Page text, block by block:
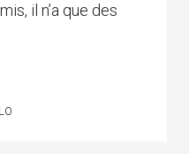
il n’a que des